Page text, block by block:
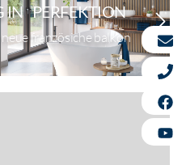
IN PERFEKTION
französiche balkon